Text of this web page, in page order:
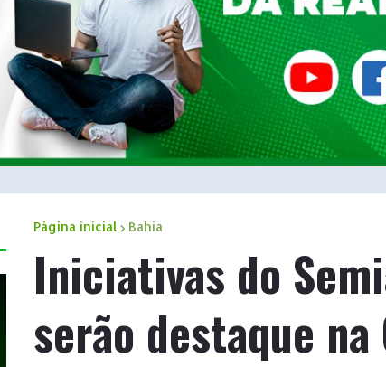
Página inicial Bahia
Iniciativas do
serão destaque na